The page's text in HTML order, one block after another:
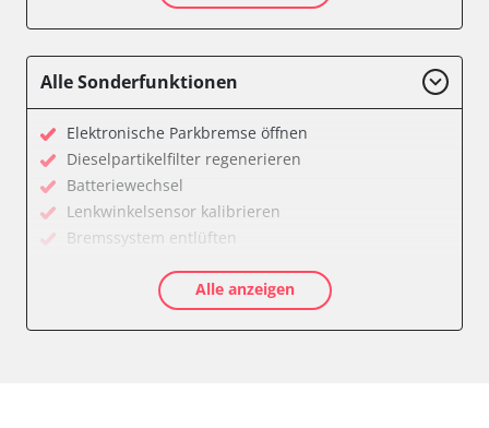
Drehzahlanzeige
Fahrzeug Stabilitätskontrolle (VSC)
Feststellbremse (EPB / SBC)
Getriebesteuerung
Gurtkontrollleuchten
Informationsanzeige
Karosseriesteuerung
Kombiinstrument
Lenksäuleneinheit
Alle Sonderfunktionen
Elektronische Parkbremse öffnen
Dieselpartikelfilter regenerieren
Batteriewechsel
Lenkwinkelsensor kalibrieren
Bremssystem entlüften
AGR Ventil anlernen
Luftmassenmesser anlernen
Alle anzeigen